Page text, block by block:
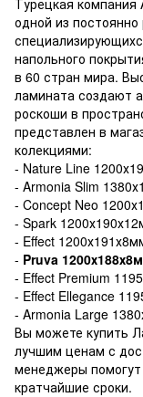
одной из
напольного
в 60 стран мира.
ламината создают
роскоши в
представлен в
колекциями:
- Nature Line
- Armonia Slim
- Concept Neo
- Spark
- Effect
- Pruva
- Effect Premium
- Effect Ellegance
- Armonia Large
Вы можете купить
лучшим ценам с
менеджеры
кратчайшие сроки.